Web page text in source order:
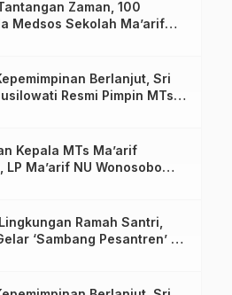
Zaman, 100
Medsos Sekolah Ma’arif
Ikuti Pelatihan Literasi
Berlanjut, Sri
Resmi Pimpin MTs
Kepala MTs Ma’arif
LP Ma’arif NU Wonosobo
Lima Amanah
Ramah Santri,
‘Sambang Pesantren’ di